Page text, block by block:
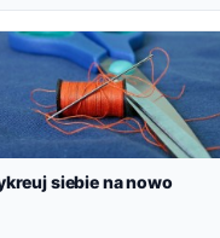
siebie na nowo